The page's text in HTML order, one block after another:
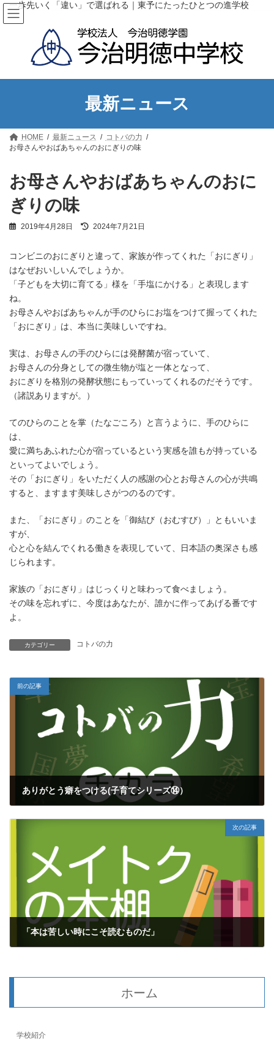
コ
ン
テ
キ
ナ
ビ
ゲ
に
一歩先いく「違い」で選ばれる｜東予にたったひとつの進学校
最新ニュース
HOME 最新ニュース
コトバの力
お母さんやおばあちゃんのおにぎりの味
お母さんやおばあちゃんのおに
ぎりの味
2019年4月28日
最
新
日
:
2024年7月21日
コンビニのおにぎりと違って、家族が作ってくれた「おにぎり」
はなぜおいしいんでしょうか。
「子どもを大切に育てる」様を「手塩にかける」と表現します
ね。
お母さんやおばあちゃんが手のひらにお塩をつけて握ってくれた
「おにぎり」は、本当に美味しいですね。
実は、お母さんの手のひらには発酵菌が宿っていて、
お母さんの分身としての微生物が塩と一体となって、
おにぎりを格別の発酵状態にもっていってくれるのだそうです。
（諸説ありますが。）
てのひらのことを掌（たなごころ）と言うように、手のひらに
は、
愛に満ちあふれた心が宿っているという実感を誰もが持っている
といってよいでしょう。
その「おにぎり」をいただく人の感謝の心とお母さんの心が共鳴
すると、ますます美味しさがつのるのです。
また、「おにぎり」のことを「御結び（おむすび）」ともいいま
すが、
心と心を結んでくれる働きを表現していて、日本語の奥深さも感
じられます。
家族の「おにぎり」はじっくりと味わって食べましょう。
その味を忘れずに、今度はあなたが、誰かに作ってあげる番です
よ。
カテゴリー コトバの力
前の記事
ありがとう癖をつける(子育てシリーズ⑭）
次の記事
「本は苦しい時にこそ読むものだ」
ホーム
学校紹介